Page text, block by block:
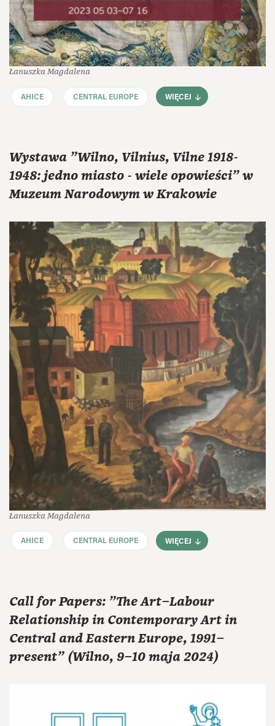
Łanuszka Magdalena
AHICE CENTRAL EUROPE WIĘCEJ
Wystawa "Wilno, Vilnius, Vilne 1918-
1948: jedno miasto - wiele opowieści" w
Muzeum Narodowym w Krakowie
Łanuszka Magdalena
AHICE CENTRAL EUROPE WIĘCEJ
Call for Papers: "The Art–Labour
Relationship in Contemporary Art in
Central and Eastern Europe, 1991–
present" (Wilno, 9–10 maja 2024)